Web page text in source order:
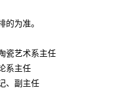
的为准。
瓷艺术系主任
系主任
、副主任